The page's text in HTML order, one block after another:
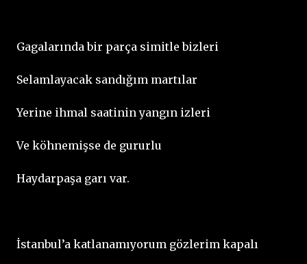
Gagalarında bir parça simitle bizleri
Selamlayacak sandığım martılar
Yerine ihmal saatinin yangın izleri
Ve köhnemişse de gururlu
Haydarpaşa garı var.
İstanbul’a katlanamıyorum gözlerim kapalı